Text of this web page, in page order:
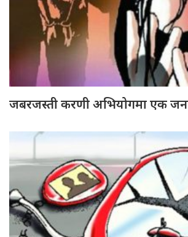
जबरजस्ती करणी अभियोगमा एक जना